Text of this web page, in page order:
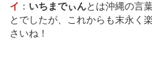
イ ： いちまでぃんとは沖縄の言
とでしたが、これからも末永く
さいね！